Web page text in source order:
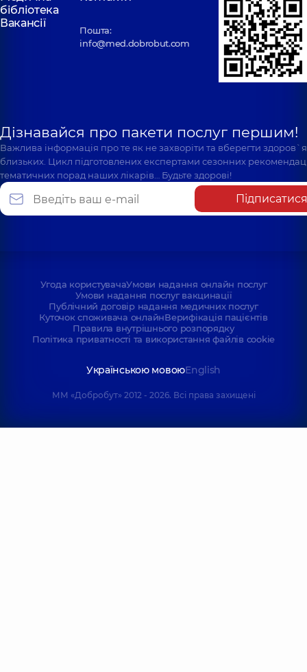
бібліотека
Вакансії
Пошта:
info@med.dobrobut.com
Дізнавайся про пакети послуг першим!
Важлива інформація про те як не захворіти та вберегти
близьких. Цикл підготовлених експертами сезонних
тематичних порад наших лікарів… Будьте здорові!
Підписатися
Угода користувачаУмови надання онлайн послуг
Умови надання послуг вакцинації
Публічний договір надання медичних послуг
Куточок споживача онлайнВерифікація пацієнтів
Правила внутрішнього розпорядку
Політика приватності та використання файлів cookie
Українською мовоюEnglish
ММ «Добробут» 2012 - 2026. Всі права захищені